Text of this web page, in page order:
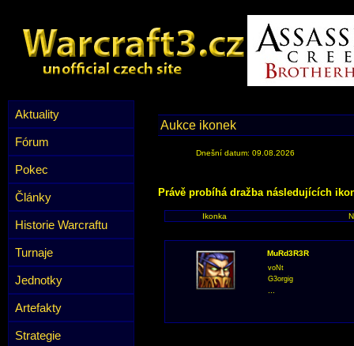
Aktuality
Fórum
Pokec
Články
Historie Warcraftu
Turnaje
Jednotky
Artefakty
Strategie
Aukce ikonek
Dnešní datum: 09.08.2026
Právě probíhá dražba následujících
Ikonka
MuRd3R3R
voNt
G3orgig